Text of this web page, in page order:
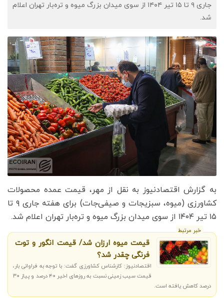
جاری ۹ تا ۱۵ تیر ۱۴۰۴ از سوی میدان بزرگ میوه و تره‌بار تهران اعلام
شد.
به گزارش اقتصادنیوز به نقل از مهر، قیمت عمده محصولات
کشاورزی (میوه، سبزیجات و صیفی‌جات) برای هفته جاری ۹ تا
۱۵ تیر ۱۴۰۴ از سوی میدان بزرگ میوه و تره‌بار تهران اعلام شد.
خبر مرتبط
قیمت میوه ارزان شد/ قیمت انگور و توت
فرنگی چقدر شد؟
اقتصادنیوز: کارشناس کشاورزی گفت: با توجه به فراوانی بار،
قیمت سیب زمینی نسبت به روزهای اخیر ۴۰ درصد و پیاز ۳۰
درصد کاهش یافته است.